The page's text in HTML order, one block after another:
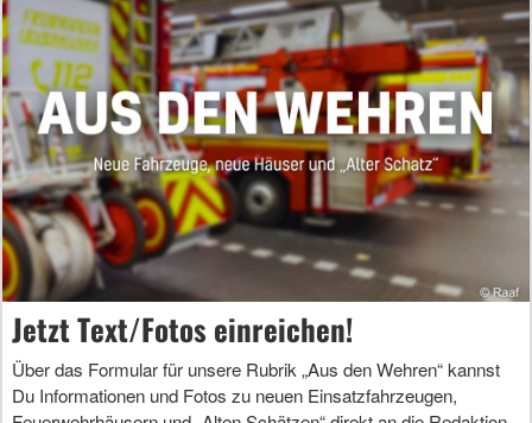
Jetzt Text/Fotos einreichen!
Über das Formular für unsere Rubrik „Aus den Wehren“ kannst
Du Informationen und Fotos zu neuen Einsatzfahrzeugen,